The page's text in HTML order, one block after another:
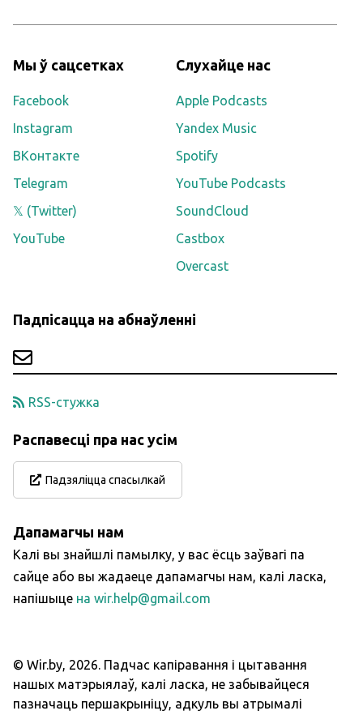
Мы ў сацсетках
Facebook
Instagram
ВКонтакте
Telegram
𝕏 (Twitter)
YouTube
Слухайце нас
Apple Podcasts
Yandex Music
Spotify
YouTube Podcasts
SoundCloud
Castbox
Overcast
Падпісацца на абнаўленні
RSS-стужка
Распавесці пра нас усім
Падзяліцца спасылкай
Дапамагчы нам
Калі вы знайшлі памылку, у вас ёсць заўвагі па
сайце або вы жадаеце дапамагчы нам, калі ласка,
напішыце на wir.help@gmail.com
© Wir.by, 2026. Падчас капіравання і цытавання
нашых матэрыялаў, калі ласка, не забывайцеся
пазначаць першакрыніцу, адкуль вы атрымалі